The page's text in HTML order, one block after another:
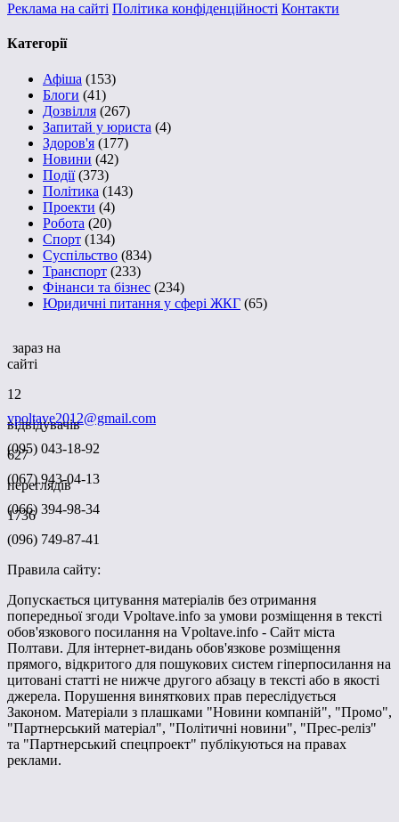
Реклама на сайті Політика конфіденційності Контакти
Категорії
Афіша (153)
Блоги (41)
Дозвілля (267)
Запитай у юриста (4)
Здоров'я (177)
Новини (42)
Події(373)
Політика (143)
Проекти (4)
Робота (20)
Спорт (134)
Суспільство (834)
Транспорт (233)
Фінанси та бізнес (234)
Юридичні питання у сфері ЖКГ (65)
зараз на
сайті
12
відвідувачів
627
переглядів
1736
vpoltave2012@gmail.com
(095) 043-18-92
(067) 943-04-13
(066) 394-98-34
(096) 749-87-41
Правила сайту:
Допускається цитування матеріалів без отримання
попередньої згоди Vpoltave.info за умови розміщення в тексті
обов'язкового посилання на Vpoltave.info - Сайт міста
Полтави. Для інтернет-видань обов'язкове розміщення
прямого, відкритого для пошукових систем гіперпосилання на
цитовані статті не нижче другого абзацу в тексті або в якості
джерела. Порушення виняткових прав переслідується
Законом. Матеріали з плашками "Новини компаній", "Промо",
"Партнерський матеріал", "Політичні новини", "Прес-реліз"
та "Партнерський спецпроект" публікуються на правах
реклами.